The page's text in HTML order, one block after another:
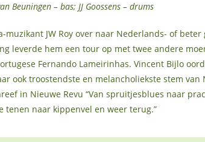
Beuningen – bas; JJ Goossens – drums
muzikant JW Roy over naar Nederlands- of
leverde hem een tour op met twee andere
Fernando Lameirinhas. Vincent Bijlo
ook troostendste en melancholiekste stem van
in Nieuwe Revu “Van spruitjesblues naar
tenen naar kippenvel en weer terug.”